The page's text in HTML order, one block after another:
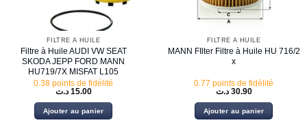
FILTRE À HUILE
Filtre à Huile AUDI VW SEAT
SKODA JEPP FORD MANN
HU719/7X MISFAT L105
0.38 points de fidélité
15.00 د.ت
Ajouter au panier
FILTRE À HUILE
MANN FIlter Filtre à Huile HU 716/2
x
0.77 points de fidélité
30.90 د.ت
Ajouter au panier